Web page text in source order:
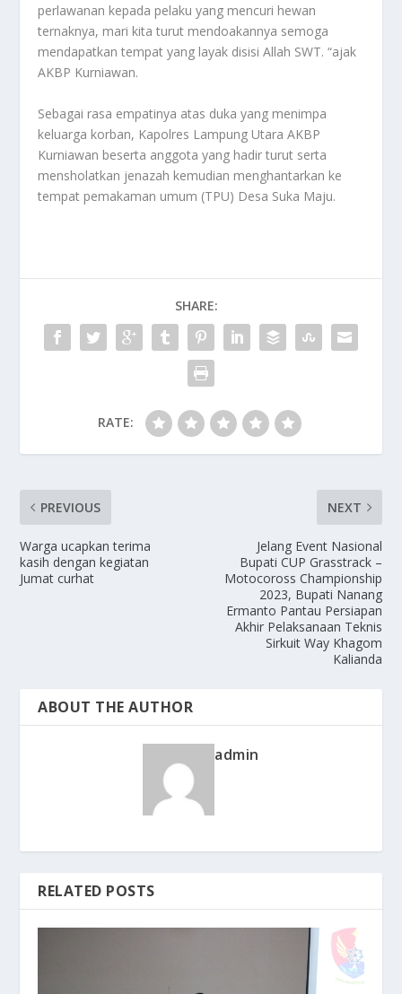
perlawanan kepada pelaku yang mencuri hewan
ternaknya, mari kita turut mendoakannya semoga
mendapatkan tempat yang layak disisi Allah SWT. “ajak
AKBP Kurniawan.
Sebagai rasa empatinya atas duka yang menimpa
keluarga korban, Kapolres Lampung Utara AKBP
Kurniawan beserta anggota yang hadir turut serta
mensholatkan jenazah kemudian menghantarkan ke
tempat pemakaman umum (TPU) Desa Suka Maju.
SHARE:
RATE:
PREVIOUS
Warga ucapkan terima
kasih dengan kegiatan
Jumat curhat
NEXT
Jelang Event Nasional
Bupati CUP Grasstrack –
Motocoross Championship
2023, Bupati Nanang
Ermanto Pantau Persiapan
Akhir Pelaksanaan Teknis
Sirkuit Way Khagom
Kalianda
ABOUT THE AUTHOR
admin
RELATED POSTS